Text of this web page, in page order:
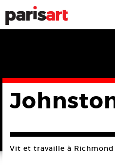
Vit et travaille à Richmond